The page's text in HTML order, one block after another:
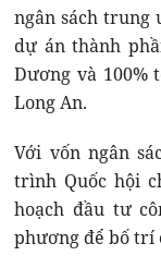
ngân sách trung
dự án thành
Dương và 100%
Long An.
Với vốn ngân
trình Quốc hội
hoạch đầu tư
phương để bố trí